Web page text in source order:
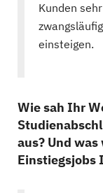
Kunden
einsteigen.
Wie sah Ihr
aus? Und
Einstiegsjobs